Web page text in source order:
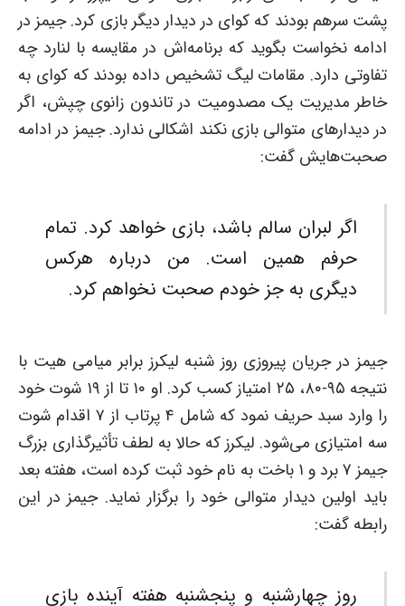
پشت سرهم بودند که کوای در دیدار دیگر بازی کرد. جیمز در
ادامه نخواست بگوید که برنامه‌اش در مقایسه با لنارد چه
تفاوتی دارد. مقامات لیگ تشخیص داده بودند که کوای به
‌خاطر مدیریت یک مصدومیت در تاندون زانوی چپش، اگر
در دیدارهای متوالی بازی نکند اشکالی ندارد. جیمز در ادامه
صحبت‌هایش گفت:
اگر لبران سالم باشد، بازی خواهد کرد. تمام
حرفم همین است. من درباره هرکس
دیگری به ‌جز خودم صحبت نخواهم کرد.
جیمز در جریان پیروزی روز شنبه لیکرز برابر میامی هیت با
نتیجه ۹۵-۸۰، ۲۵ امتیاز کسب کرد. او ۱۰ تا از ۱۹ شوت خود
را وارد سبد حریف نمود که شامل ۴ پرتاب از ۷ اقدام شوت
سه امتیازی می‌شود. لیکرز که حالا به‌ لطف تأثیرگذاری بزرگ
جیمز ۷ برد و ۱ باخت به‌ نام خود ثبت کرده است، هفته بعد
باید اولین دیدار متوالی خود را برگزار نماید. جیمز در این
رابطه گفت:
روز چهارشنبه و پنجشنبه هفته آینده بازی